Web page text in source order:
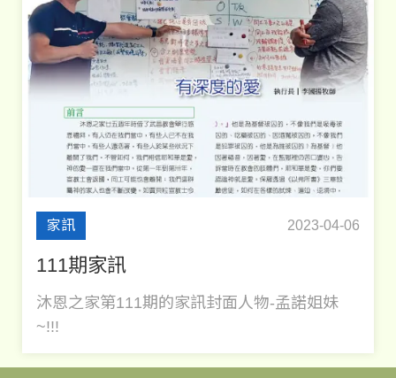
家訊 2023-04-06
111期家訊
沐恩之家第111期的家訊封面人物-孟諾姐妹
~!!!